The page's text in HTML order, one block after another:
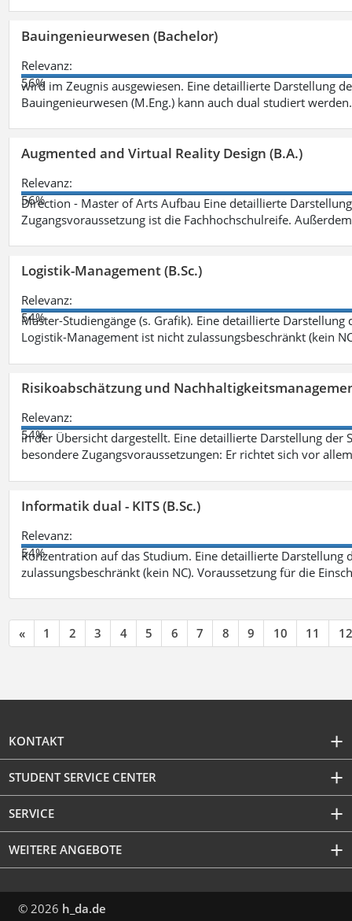
Bauingenieurwesen (Bachelor)
Relevanz:
56%
wird im Zeugnis ausgewiesen. Eine detaillierte Darstellung
Bauingenieurwesen (M.Eng.) kann auch dual studiert
Augmented and Virtual Reality Design (B.A.)
Relevanz:
56%
Direction - Master of Arts Aufbau Eine detaillierte
Zugangsvoraussetzung ist die Fachhochschulreife.
Logistik-Management (B.Sc.)
Relevanz:
54%
Master-Studiengänge (s. Grafik). Eine detaillierte
Logistik-Management ist nicht zulassungsbeschränkt (kein
Risikoabschätzung und
Relevanz:
54%
in der Übersicht dargestellt. Eine detaillierte Darstellung der
besondere Zugangsvoraussetzungen: Er richtet sich vor
Informatik dual - KITS (B.Sc.)
Relevanz:
54%
Konzentration auf das Studium. Eine detaillierte
zulassungsbeschränkt (kein NC). Voraussetzung für die
« 1 2 3 4 5 6 7 8 9 10 11 12
KONTAKT
STUDENT SERVICE CENTER
SERVICE
WEITERE ANGEBOTE
© 2026 h_da.de